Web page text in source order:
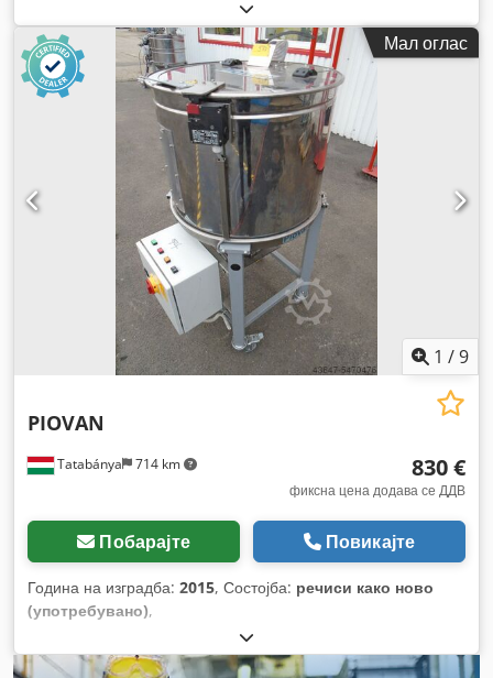
Мал оглас
1 /9
Tatabánya 714 km
PIOVAN
830 €
фиксна цена додава се ДДВ
Побарајте Повикајте
Година на изградба: 2015, Состојба: речиси како ново
(употребувано),